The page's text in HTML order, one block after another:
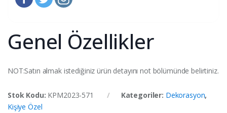
Genel Özellikler
NOT:Satın almak istediğiniz ürün detayını not bölümünde belirtiniz.
Stok Kodu: KPM2023-571 Kategoriler: Dekorasyon,
Kişiye Özel